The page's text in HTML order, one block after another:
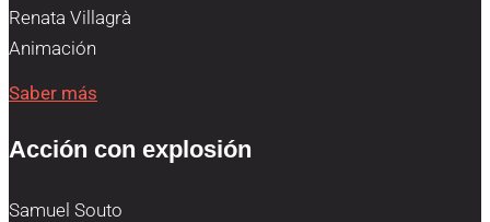
Renata Villagrà
Animación
Saber más
Acción con explosión
Samuel Souto